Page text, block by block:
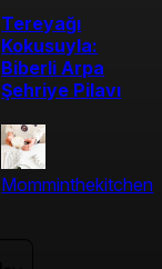
Tereyağı
Kokusuyla:
Biberli Arpa
Şehriye Pilavı
Momminthekitchen